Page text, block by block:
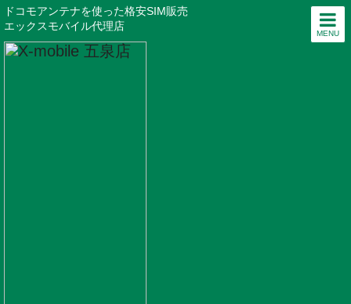
MENU
ドコモアンテナを使った格安SIM販売
エックスモバイル代理店